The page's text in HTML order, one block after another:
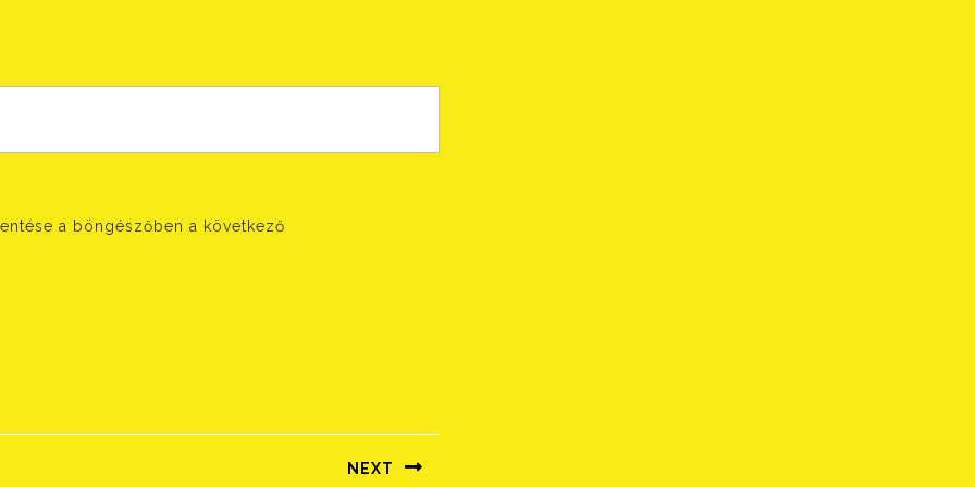
a böngészőben a következő
NEXT